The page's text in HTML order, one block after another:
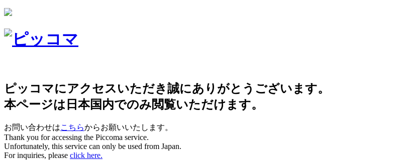
ピッコマにアクセスいただき誠にありがとうございます。
本ページは日本国内でのみ閲覧いただけます。
お問い合わせはこちらからお願いいたします。
Thank you for accessing the Piccoma service.
Unfortunately, this service can only be used from Japan.
For inquiries, please click here.